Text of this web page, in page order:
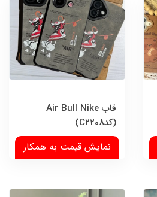
قاب Air Bull Nike
(کدC2208)
نمایش قیمت به همکار